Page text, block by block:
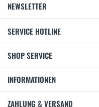
NEWSLETTER
SERVICE HOTLINE
SHOP SERVICE
INFORMATIONEN
ZAHLUNG & VERSAND